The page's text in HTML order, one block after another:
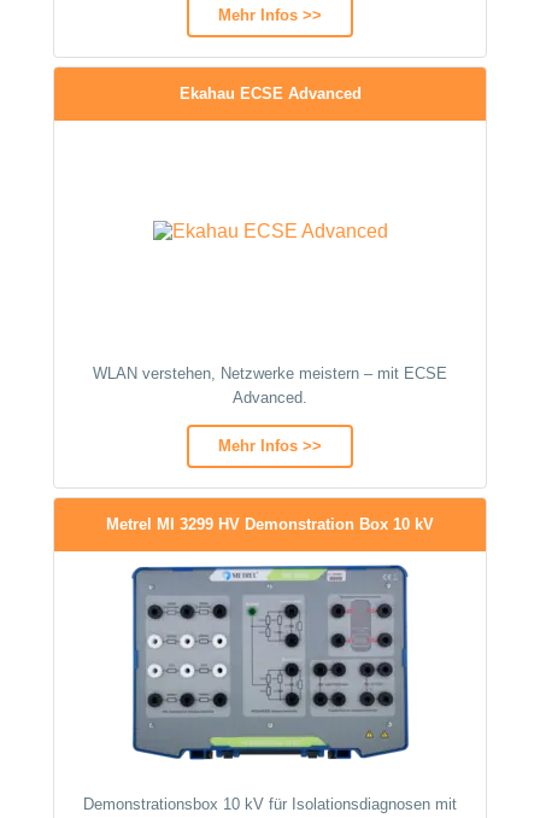
Mehr Infos >>
Ekahau ECSE Advanced
WLAN verstehen, Netzwerke meistern – mit ECSE
Advanced.
Mehr Infos >>
Metrel MI 3299 HV Demonstration Box 10 kV
Demonstrationsbox 10 kV für Isolationsdiagnosen mit